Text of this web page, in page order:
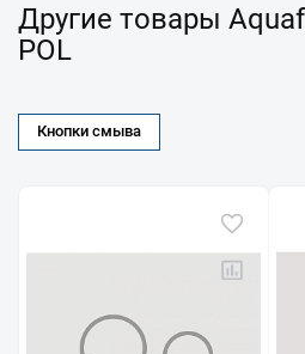
Другие товары
POL
Кнопки смыва